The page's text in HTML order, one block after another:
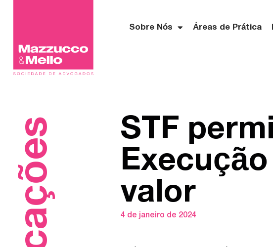
Sobre Nós Áreas de Prática
STF
valor
4 de janeiro de 2024